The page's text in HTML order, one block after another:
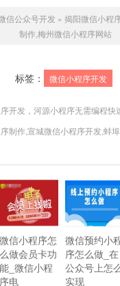
信公众号开发 » 揭阳微信小程
制作,梅州微信小程序网站
标签： 微信小程序开发
开发，河源小程序无需编程快
制作,宣城微信小程序开发,蚌
微信小程序怎
么做会员卡功
能_微信小程
序电
微信预约小
序怎么做_在
公众号上怎
实现